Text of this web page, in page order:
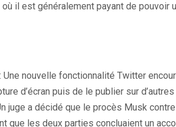
il est généralement payant de
: Une nouvelle fonctionnalité Twitter
d’écran puis de le publier sur
juge a décidé que le procès Musk
que les deux parties concluaient un